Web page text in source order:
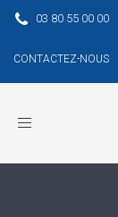
03 80 55 00 00
CONTACTEZ-NOUS
Toggle